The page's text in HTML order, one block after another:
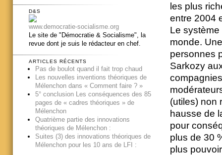
les plus
entre 2004
Le
monde.
personnes
Sarkozy
(utiles) non
hausse de
pour
plus de 30
plus
D&S
www.democratie-socialisme.org
Le site de "Démocratie & Socialisme", la
revue dont je suis le rédacteur en chef.
ARTICLES RÉCENTS
Pas de boulot quand il fait trop chaud
Les nouvelles inventions théoriques de
Mélenchon dans « Comment faire ? »
5° conclusion Les conséquences des 85
pages de « cadres théoriques » de
Mélenchon
Quatrième partie des innovations
théoriques de Mélenchon :
Suites (3) des innovations théoriques de
Mélenchon pour les 10 ans de LFI :